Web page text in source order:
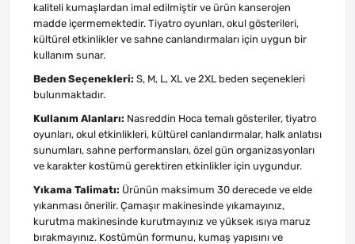
kaliteli kumaşlardan imal edilmiştir ve ürün kanserojen
madde içermemektedir. Tiyatro oyunları, okul gösterileri,
kültürel etkinlikler ve sahne canlandırmaları için uygun bir
kullanım sunar.
Beden Seçenekleri: S, M, L, XL ve 2XL beden seçenekleri
bulunmaktadır.
Kullanım Alanları: Nasreddin Hoca temalı gösteriler, tiyatro
oyunları, okul etkinlikleri, kültürel canlandırmalar, halk anlatısı
sunumları, sahne performansları, özel gün organizasyonları
ve karakter kostümü gerektiren etkinlikler için uygundur.
Yıkama Talimatı: Ürünün maksimum 30 derecede ve elde
yıkanması önerilir. Çamaşır makinesinde yıkamayınız,
kurutma makinesinde kurutmayınız ve yüksek ısıya maruz
bırakmayınız. Kostümün formunu, kumaş yapısını ve